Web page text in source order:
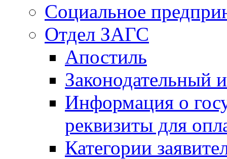
Социальное
Отдел ЗАГС
Апостиль
Законодательный
Информация о
реквизиты для
Категории